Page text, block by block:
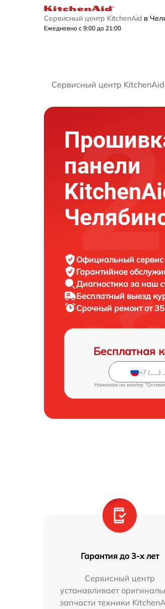
Сервисный центр KitchenAid в
Ежедневно с 9:00 до 21:00
Сервисный центр KitchenAid
панели
Официальный сервис
Гарантийное
Диагностика за наш
Бесплатный выезд
Срочный ремонтот
Бесплатная
Нажимая на кнопку
Гарантия до 3-х лет
Сервисный центр
устанавливает
запчасти техники